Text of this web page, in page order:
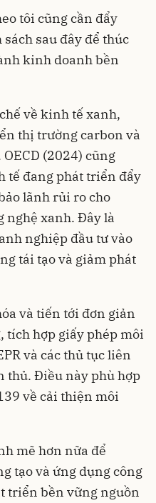
tôi cũng cần đẩy
sau đây để thúc
kinh doanh bền
về kinh tế xanh,
thị trường carbon và
(2024) cũng
tế đang phát triển đẩy
lãnh rủi ro cho
nghệ xanh. Đây là
nghiệp đầu tư vào
tái tạo và giảm phát
và tiến tới đơn giản
tích hợp giấy phép môi
và các thủ tục liên
thủ. Điều này phù hợp
về cải thiện môi
mẽ hơn nữa để
tạo và ứng dụng công
triển bền vững nguồn